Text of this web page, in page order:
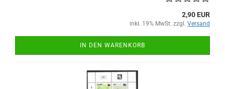
2,90 EUR
inkl. 19% MwSt. zzgl. Versand
IN DEN WARENKORB